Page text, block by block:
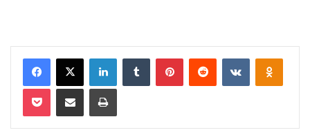
Facebook
X LinkedInTumblr PinterestReddit VKontakte
Pocket Compartir via email Imprimir